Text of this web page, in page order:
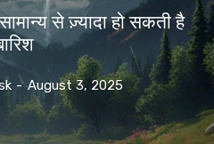
से ज़्यादा हो सकती है
- August 3, 2025